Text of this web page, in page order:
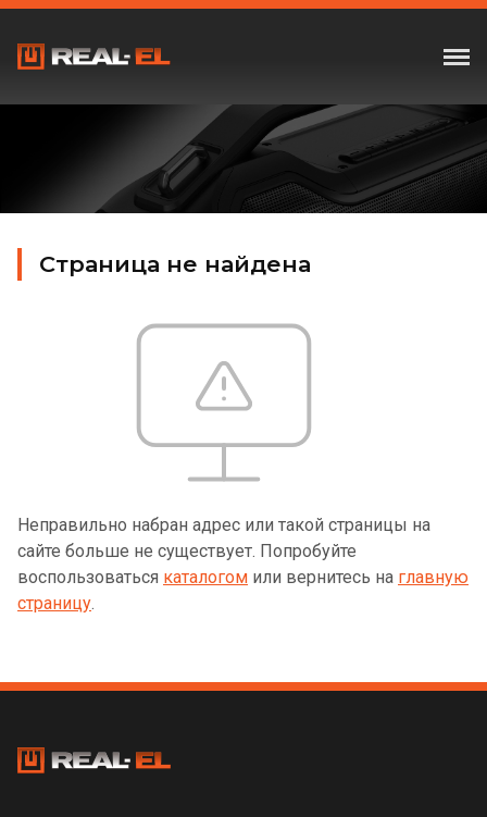
Страница не найдена
Неправильно набран адрес или такой страницы на
сайте больше не существует. Попробуйте
воспользоваться каталогом или вернитесь на главную
страницу.